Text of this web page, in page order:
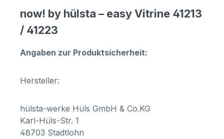
now! by hülsta – easy Vitrine 41213
/ 41223
Angaben zur Produktsicherheit:
Hersteller:
hülsta-werke Hüls GmbH & Co.KG
Karl-Hüls-Str. 1
48703 Stadtlohn